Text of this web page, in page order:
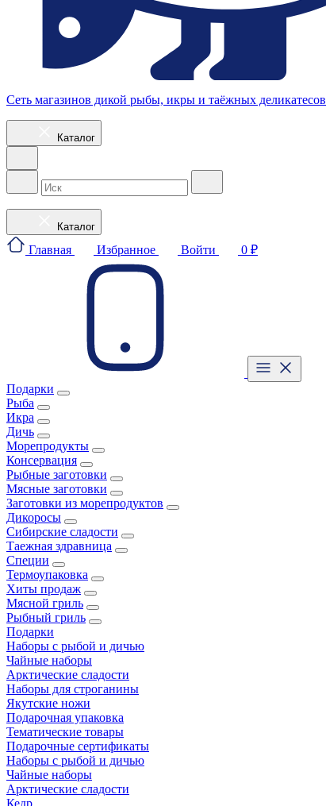
Сеть магазинов дикой рыбы, икры и таёжных деликатесов
Каталог
Каталог
Главная Избранное Войти 0 ₽
Подарки
Рыба
Икра
Дичь
Морепродукты
Консервация
Рыбные заготовки
Мясные заготовки
Заготовки из морепродуктов
Дикоросы
Сибирские сладости
Таежная здравница
Специи
Термоупаковка
Хиты продаж
Мясной гриль
Рыбный гриль
Подарки
Наборы с рыбой и дичью
Чайные наборы
Арктические сладости
Наборы для строганины
Якутские ножи
Подарочная упаковка
Тематические товары
Подарочные сертификаты
Наборы с рыбой и дичью
Чайные наборы
Арктические сладости
Кедр